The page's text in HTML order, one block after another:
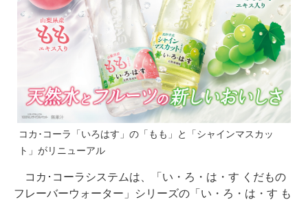
コカ･コーラ「いろはす」の「もも」と「シャインマスカッ
ト」がリニューアル
コカ･コーラシステムは、「い・ろ・は・す くだもの
フレーバーウォーター」シリーズの「い・ろ・は・す も